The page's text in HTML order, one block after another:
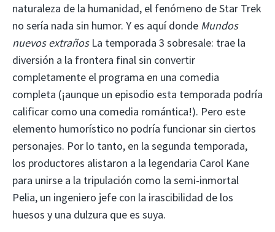
naturaleza de la humanidad, el fenómeno de Star Trek
no sería nada sin humor. Y es aquí donde Mundos
nuevos extrañosLa temporada 3 sobresale: trae la
diversión a la frontera final sin convertir
completamente el programa en una comedia
completa (¡aunque un episodio esta temporada podría
calificar como una comedia romántica!). Pero este
elemento humorístico no podría funcionar sin ciertos
personajes. Por lo tanto, en la segunda temporada,
los productores alistaron a la legendaria Carol Kane
para unirse a la tripulación como la semi-inmortal
Pelia, un ingeniero jefe con la irascibilidad de los
huesos y una dulzura que es suya.